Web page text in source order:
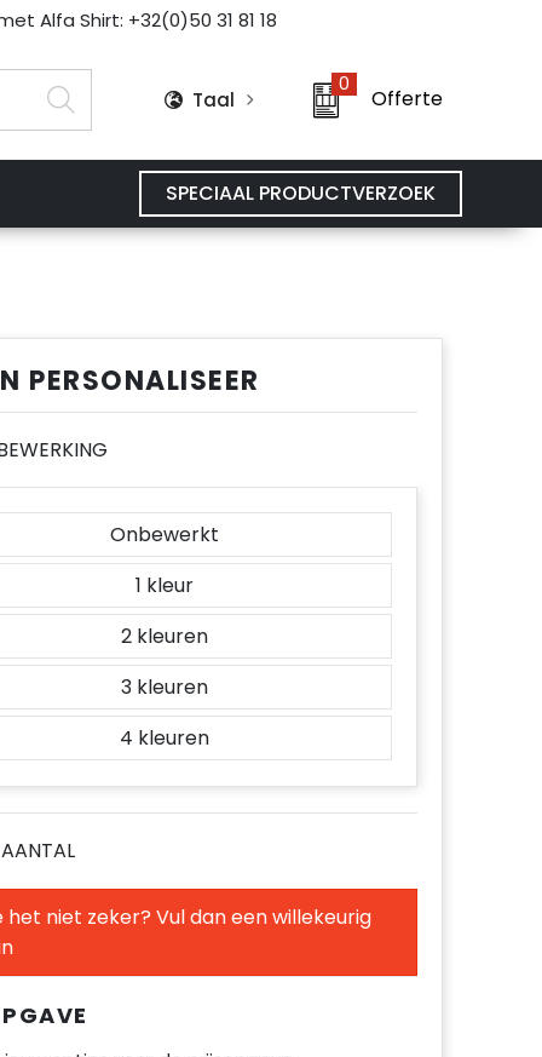
Alfa Shirt: +32(0)50 31 81 18
Taal
0
Offerte
SPECIAAL PRODUCTVERZOEK
PERSONALISEER
Onbewerkt
1
2
3
4
het niet zeker? Vul dan een willekeurig